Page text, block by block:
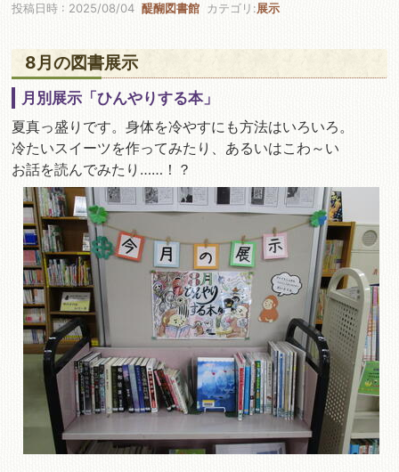
投稿日時 : 2025/08/04 醍醐図書館カテゴリ:展示
8月の図書展示
月別展示「ひんやりする本」
夏真っ盛りです。身体を冷やすにも方法はいろいろ。
冷たいスイーツを作ってみたり、あるいはこわ～い
お話を読んでみたり……！？